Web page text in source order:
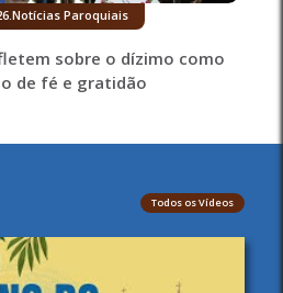
.Notícias Paroquiais
sobre o dízimo como
de fé e gratidão
Todos os Vídeos